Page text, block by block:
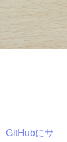
GitHubにサ